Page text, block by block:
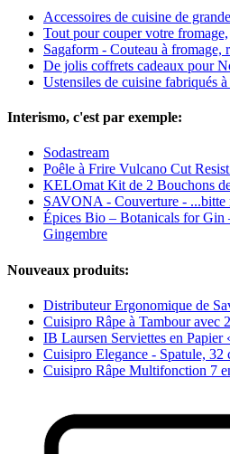
Accessoires de cuisine de
Tout pour couper votre fromage,
Sagaform - Couteau à fromage,
De jolis coffrets cadeaux pour
Ustensiles de cuisine fabriqués
Interismo, c'est par exemple:
Sodastream
Poêle à Frire Vulcano Cut
KELOmat Kit de 2 Bouchons
SAVONA - Couverture - ...bitte
Épices Bio – Botanicals for Gin
Gingembre
Nouveaux produits:
Distributeur Ergonomique de
Cuisipro Râpe à Tambour avec
IB Laursen Serviettes en
Cuisipro Elegance - Spatule, 32
Cuisipro Râpe Multifonction 7